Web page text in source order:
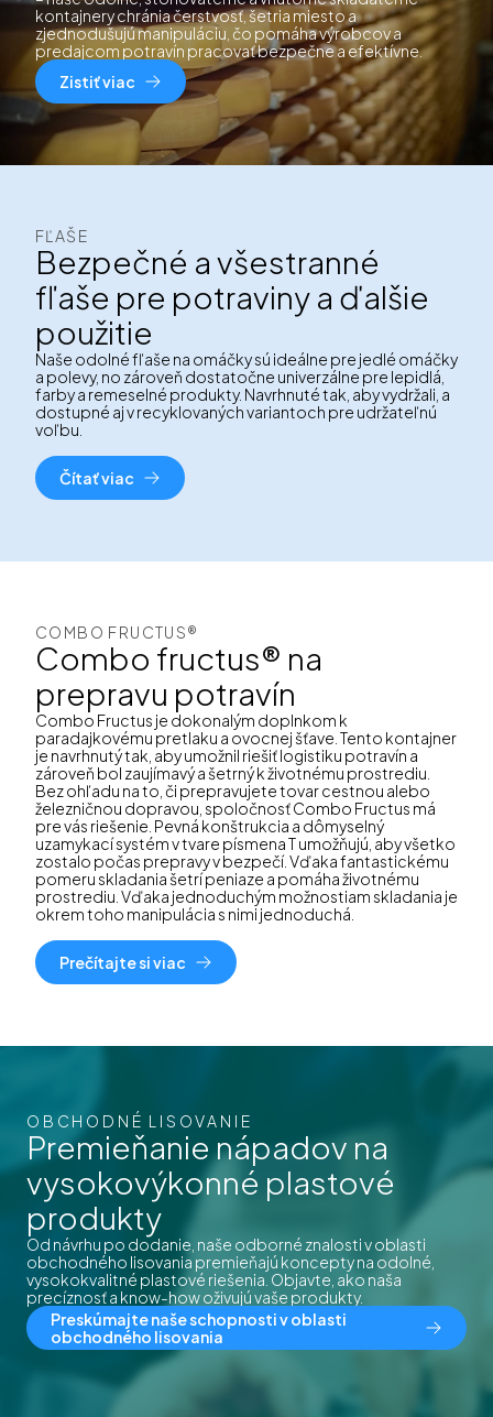
kontajnery chránia čerstvosť, šetria miesto a
zjednodušujú manipuláciu, čo pomáha výrobcov a
predajcom potravín pracovať bezpečne a efektívne.
Zistiť viac
FĽAŠE
Bezpečné a všestranné
fľaše pre potraviny a ďalšie
použitie
Naše odolné fľaše na omáčky sú ideálne pre jedlé omáčky
a polevy, no zároveň dostatočne univerzálne pre lepidlá,
farby a remeselné produkty. Navrhnuté tak, aby vydržali, a
dostupné aj v recyklovaných variantoch pre udržateľnú
voľbu.
Čítať viac
COMBO FRUCTUS®
Combo fructus® na
prepravu potravín
Combo Fructus je dokonalým doplnkom k
paradajkovému pretlaku a ovocnej šťave. Tento kontajner
je navrhnutý tak, aby umožnil riešiť logistiku potravín a
zároveň bol zaujímavý a šetrný k životnému prostrediu.
Bez ohľadu na to, či prepravujete tovar cestnou alebo
železničnou dopravou, spoločnosť Combo Fructus má
pre vás riešenie. Pevná konštrukcia a dômyselný
uzamykací systém v tvare písmena T umožňujú, aby všetko
zostalo počas prepravy v bezpečí. Vďaka fantastickému
pomeru skladania šetrí peniaze a pomáha životnému
prostrediu. Vďaka jednoduchým možnostiam skladania je
okrem toho manipulácia s nimi jednoduchá.
Prečítajte si viac
OBCHODNÉ LISOVANIE
Premieňanie nápadov na
vysokovýkonné plastové
produkty
Od návrhu po dodanie, naše odborné znalosti v oblasti
obchodného lisovania premieňajú koncepty na odolné,
vysokokvalitné plastové riešenia. Objavte, ako naša
precíznosť a know-how oživujú vaše produkty.
Preskúmajte naše schopnosti v oblasti
obchodného lisovania